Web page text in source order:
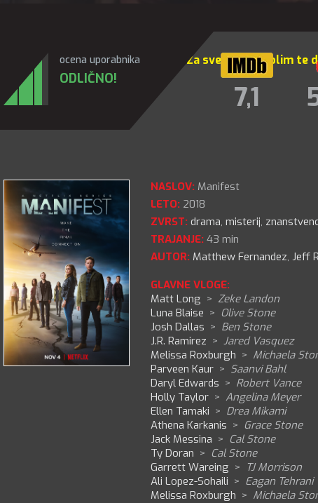
Za sve opcije molim te
ocena uporabnika
ODLIČNO!
7,1
NASLOV: Manifest
LETO: 2018
ZVRST: drama, misterij,
TRAJANJE: 43 min
AUTOR: Matthew Fernandez, Jeff
GLAVNE VLOGE:
Matt Long > Zeke Landon
Luna Blaise > Olive Stone
Josh Dallas > Ben Stone
J.R. Ramirez > Jared Vasquez
Melissa Roxburgh > Michaela
Parveen Kaur > Saanvi Bahl
Daryl Edwards > Robert Vance
Holly Taylor > Angelina Meyer
Ellen Tamaki > Drea Mikami
Athena Karkanis > Grace Stone
Jack Messina > Cal Stone
Ty Doran > Cal Stone
Garrett Wareing > TJ Morrison
Ali Lopez-Sohaili > Eagan Tehrani
Melissa Roxburgh > Michaela